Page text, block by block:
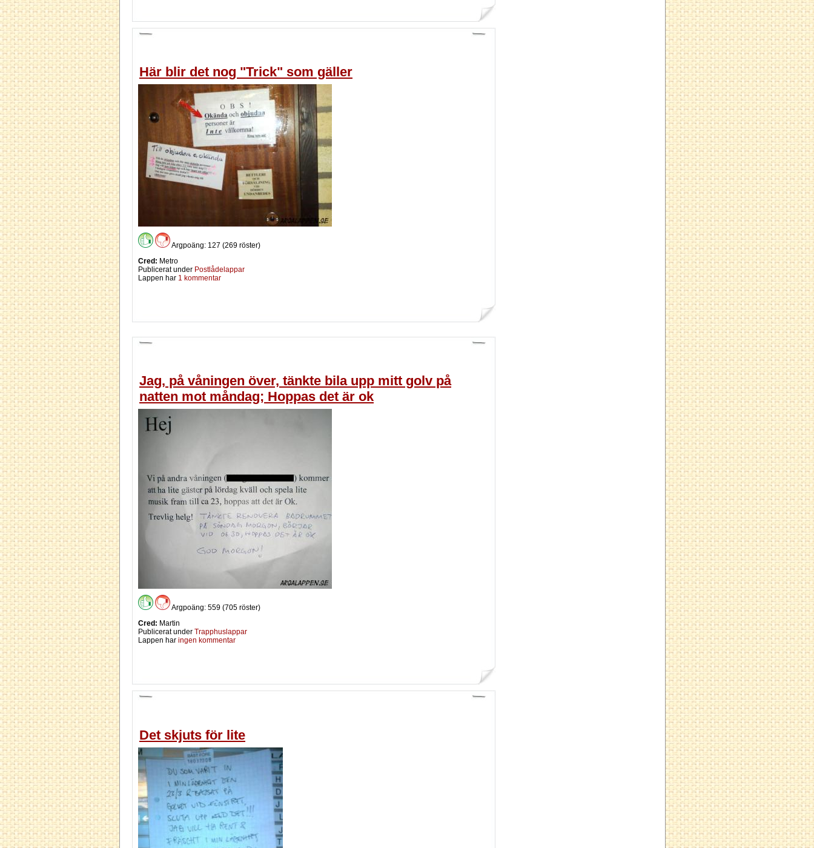
Här blir det nog "Trick" som gäller
Argpoäng: 127 (269 röster)
Cred: Metro
Publicerat under Postlådelappar
Lappen har 1 kommentar
Jag, på våningen över, tänkte bila upp mitt golv på
natten mot måndag; Hoppas det är ok
Argpoäng: 559 (705 röster)
Cred: Martin
Publicerat under Trapphuslappar
Lappen har ingen kommentar
Det skjuts för lite